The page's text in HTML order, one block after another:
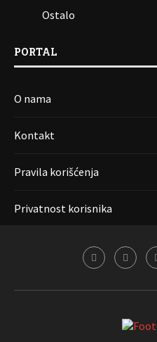
Ostalo
PORTAL
O nama
Kontakt
Pravila korišćenja
Privatnost korisnika